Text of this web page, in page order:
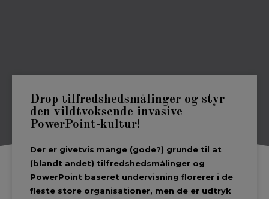
Drop tilfredshedsmålinger og styr
den vildtvoksende invasive
PowerPoint-kultur!
Der er givetvis mange (gode?) grunde til at
(blandt andet) tilfredshedsmålinger og
PowerPoint baseret undervisning florerer i de
fleste store organisationer, men de er udtryk